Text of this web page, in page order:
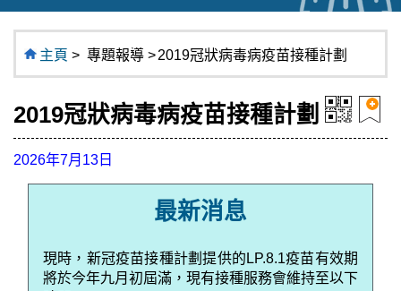
主頁 > 專題報導 >2019冠狀病毒病疫苗接種計劃
2019冠狀病毒病疫苗接種計劃
2026年7月13日
最新消息
現時，新冠疫苗接種計劃提供的 LP.8.1疫苗有效期
將於今年九月初屆滿，現有接種服務會維持至以下